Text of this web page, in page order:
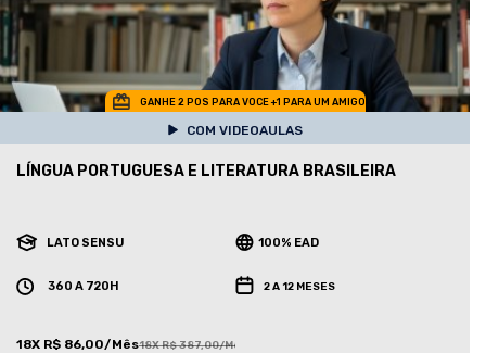
GANHE 2 POS PARA VOCE +1 PARA UM AMIGO
COM VIDEOAULAS
LÍNGUA PORTUGUESA E LITERATURA BRASILEIRA
LATO SENSU 100% EAD
360 A 720H 2 A 12 MESES
18X R$ 86,00/Mês18X R$ 387,00/Mês